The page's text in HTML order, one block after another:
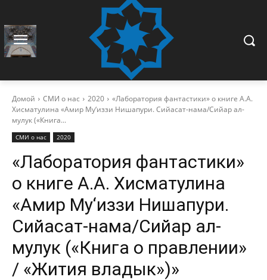
Домой СМИ о нас 2020
«Лаборатория фантастики» о книге А.А.
Хисматулина «Амир Му‘иззи Нишапури. Сийасат-нама/Сийар ал-
мулук («Книга...
СМИ о нас 2020
«Лаборатория фантастики»
о книге А.А. Хисматулина
«Амир Му‘иззи Нишапури.
Сийасат-нама/Сийар ал-
мулук («Книга о правлении»
/ «Жития владык»)»